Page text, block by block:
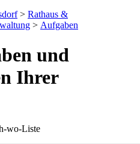
> Rathaus &
> Aufgaben
und
Ihrer
wo-Liste